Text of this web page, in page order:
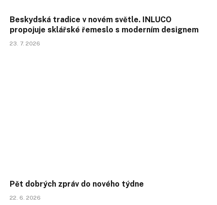
Beskydská tradice v novém světle. INLUCO
propojuje sklářské řemeslo s moderním designem
23. 7. 2026
Pět dobrých zpráv do nového týdne
22. 6. 2026